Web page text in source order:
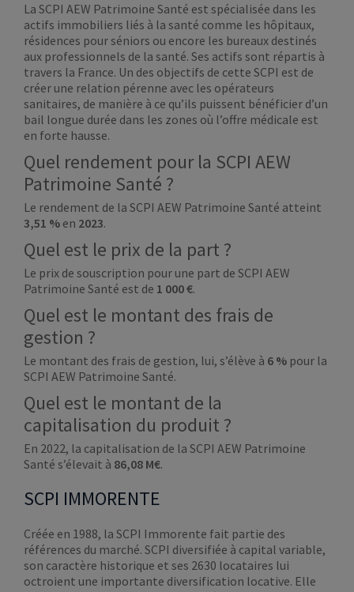
La SCPI AEW Patrimoine Santé est spécialisée dans les
actifs immobiliers liés à la santé comme les hôpitaux,
résidences pour séniors ou encore les bureaux destinés
aux professionnels de la santé. Ses actifs sont répartis à
travers la France. Un des objectifs de cette SCPI est de
créer une relation pérenne avec les opérateurs
sanitaires, de manière à ce qu’ils puissent bénéficier d’un
bail longue durée dans les zones où l’offre médicale est
en forte hausse.
Quel rendement pour la SCPI AEW
Patrimoine Santé ?
Le rendement de la SCPI AEW Patrimoine Santé atteint
3,51 % en 2023.
Quel est le prix de la part ?
Le prix de souscription pour une part de SCPI AEW
Patrimoine Santé est de 1 000 €.
Quel est le montant des frais de
gestion ?
Le montant des frais de gestion, lui, s’élève à 6 % pour la
SCPI AEW Patrimoine Santé.
Quel est le montant de la
capitalisation du produit ?
En 2022, la capitalisation de la SCPI AEW Patrimoine
Santé s’élevait à 86,08 M€.
SCPI IMMORENTE
Créée en 1988, la SCPI Immorente fait partie des
références du marché. SCPI diversifiée à capital variable,
son caractère historique et ses 2630 locataires lui
octroient une importante diversification locative. Elle